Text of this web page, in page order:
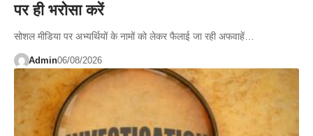
पर ही भरोसा करें
सोशल मीडिया पर अभ्यर्थियों के नामों को लेकर फैलाई जा रही अफवाहें…
Admin06/08/2026